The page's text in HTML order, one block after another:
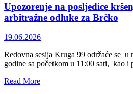
Upozorenje na posljedice
arbitražne odluke za Brčko
19.06.2026
Redovna sesija Kruga 99 održaće se u
godine sa početkom u 11:00 sati, kao i
Read MoreRead